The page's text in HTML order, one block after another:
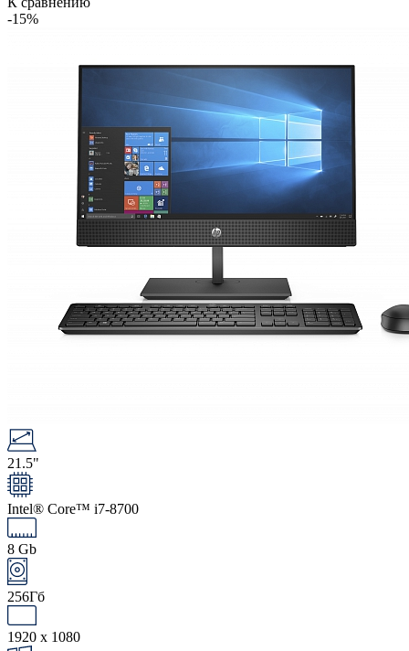
-15%
21.5"
Intel® Core™ i7-8700
8 Gb
256Гб
1920 x 1080